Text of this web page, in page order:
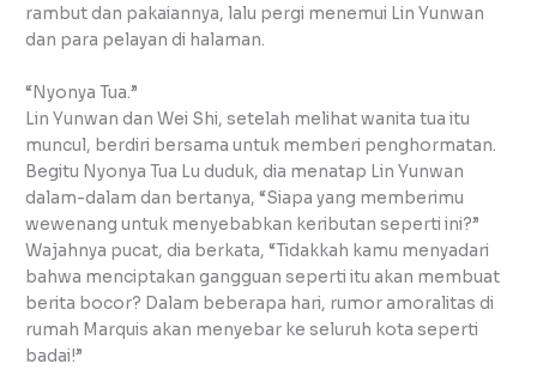
rambut dan pakaiannya, lalu pergi menemui Lin Yunwan
dan para pelayan di halaman.
“Nyonya Tua.”
Lin Yunwan dan Wei Shi, setelah melihat wanita tua itu
muncul, berdiri bersama untuk memberi penghormatan.
Begitu Nyonya Tua Lu duduk, dia menatap Lin Yunwan
dalam-dalam dan bertanya, “Siapa yang memberimu
wewenang untuk menyebabkan keributan seperti ini?”
Wajahnya pucat, dia berkata, “Tidakkah kamu menyadari
bahwa menciptakan gangguan seperti itu akan membuat
berita bocor? Dalam beberapa hari, rumor amoralitas di
rumah Marquis akan menyebar ke seluruh kota seperti
badai!”